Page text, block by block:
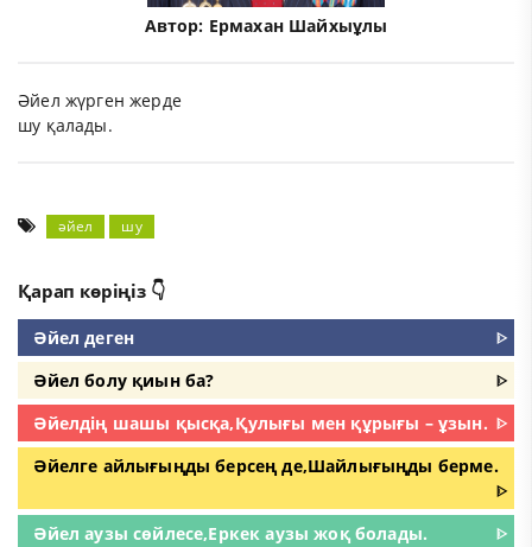
Автор: Ермахан Шайхыұлы
Әйел жүрген жерде
шу қалады.
әйел шу
Қарап көріңіз 👇
Әйел деген
ᐈ
Әйел болу қиын ба?
ᐈ
Әйелдің шашы қысқа,Қулығы мен құрығы – ұзын. ᐈ
Әйелге айлығыңды берсең де,Шайлығыңды берме.
ᐈ
Әйел аузы сөйлесе,Еркек аузы жоқ болады.
ᐈ